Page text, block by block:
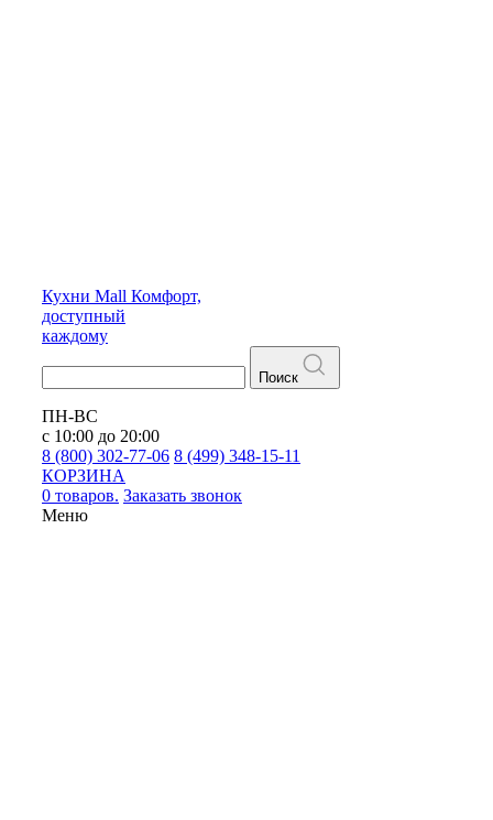
Кухни Mall Комфорт,
доступный
каждому
Поиск
ПН-ВС
с 10:00 до 20:00
8 (800) 302-77-06 8 (499) 348-15-11
КОРЗИНА
0 товаров. Заказать звонок
Меню